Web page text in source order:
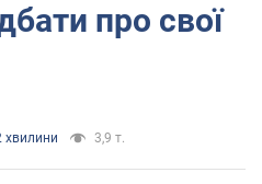
про свої
хвилини 3,9 т.